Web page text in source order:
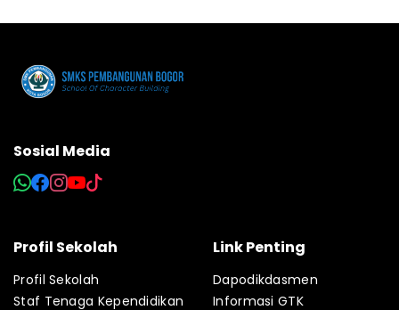
Sosial Media
Profil Sekolah
Profil Sekolah
Staf Tenaga Kependidikan
Link Penting
Dapodikdasmen
Informasi GTK